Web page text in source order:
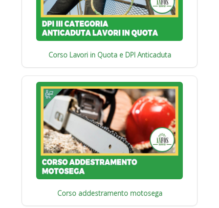
Corso Lavori in Quota e DPI Anticaduta
Corso addestramento motosega